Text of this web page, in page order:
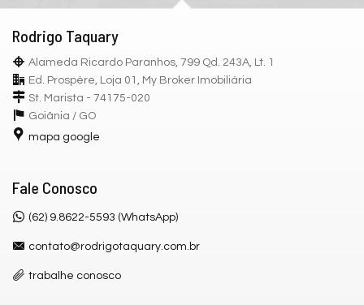
Rodrigo Taquary
Alameda Ricardo Paranhos, 799 Qd. 243A, Lt. 1
Ed. Prospère, Loja 01, My Broker Imobiliária
St. Marista - 74175-020
Goiânia / GO
mapa google
Fale Conosco
(62) 9.8622-5593 (WhatsApp)
contato@rodrigotaquary.com.br
trabalhe conosco